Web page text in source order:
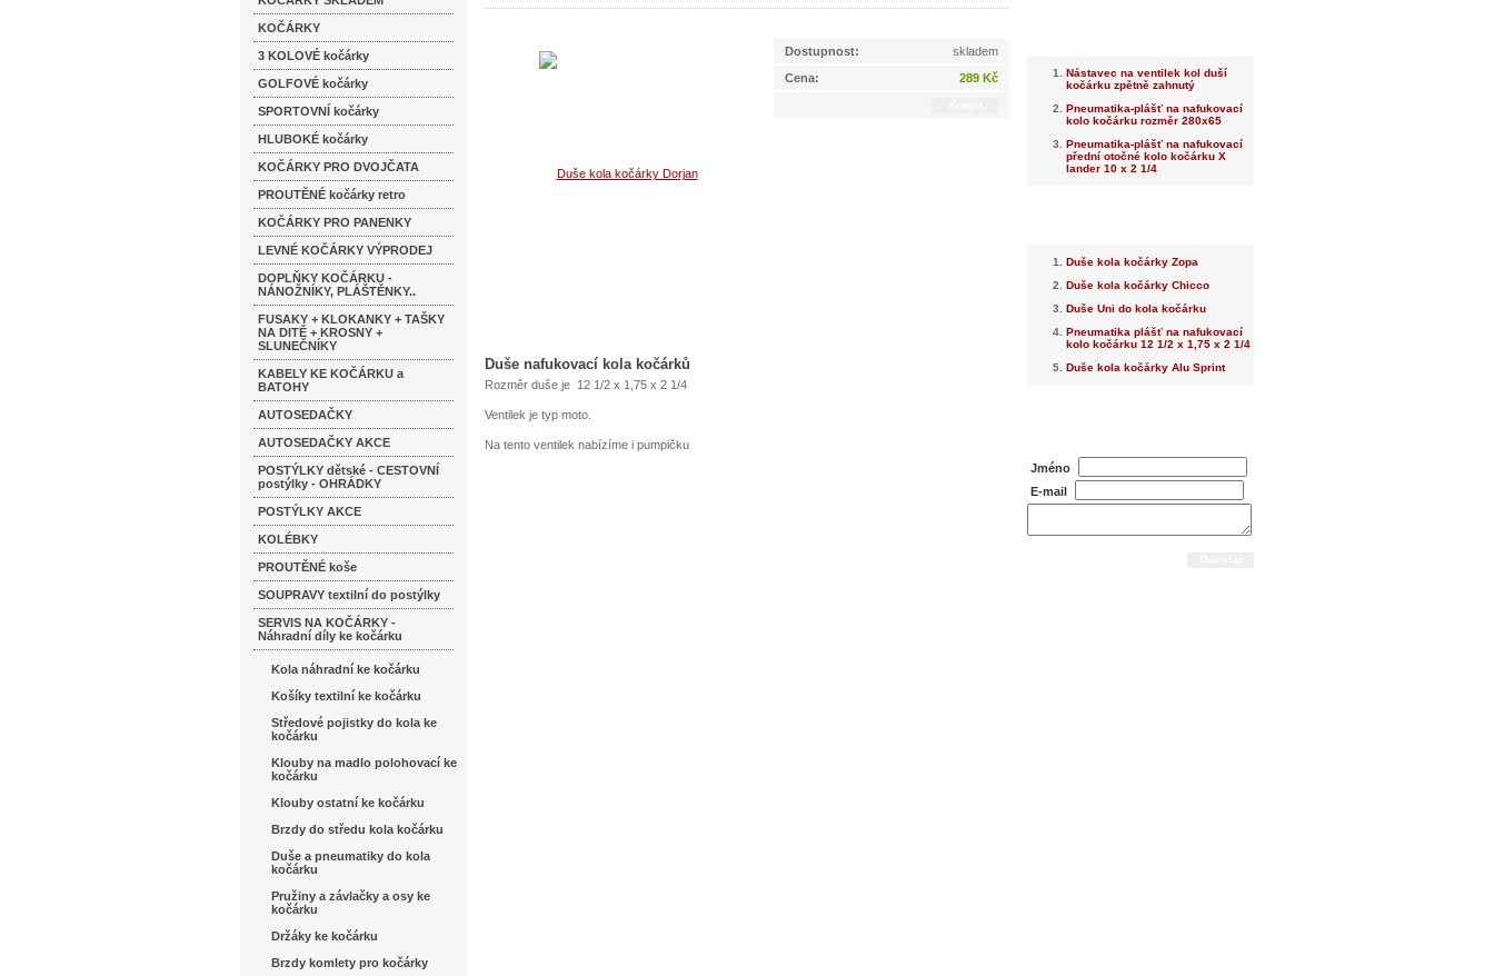
KOČÁRKY
3 KOLOVÉ kočárky
GOLFOVÉ kočárky
SPORTOVNÍ kočárky
HLUBOKÉ kočárky
KOČÁRKY PRO DVOJČATA
PROUTĚNÉ kočárky retro
KOČÁRKY PRO PANENKY
LEVNÉ KOČÁRKY VÝPRODEJ
DOPLŇKY KOČÁRKU -
NÁNOŽNÍKY, PLÁŠTĚNKY..
FUSAKY + KLOKANKY + TAŠKY
NA DITĚ + KROSNY +
SLUNEČNÍKY
KABELY KE KOČÁRKU a
BATOHY
AUTOSEDAČKY
AUTOSEDAČKY AKCE
POSTÝLKY dětské - CESTOVNÍ
postýlky - OHRÁDKY
POSTÝLKY AKCE
KOLÉBKY
PROUTĚNÉ koše
SOUPRAVY textilní do postýlky
SERVIS NA KOČÁRKY -
Náhradní díly ke kočárku
Kola náhradní ke kočárku
Košíky textilní ke kočárku
Středové pojistky do kola ke
kočárku
Klouby na madlo polohovací ke
kočárku
Klouby ostatní ke kočárku
Brzdy do středu kola kočárku
Duše a pneumatiky do kola
kočárku
Pružiny a závlačky a osy ke
kočárku
Držáky ke kočárku
Brzdy komlety pro kočárky
Dostupnost:
skladem
Cena:
289 Kč
Duše nafukovací kola kočárků
Rozměr duše je 12 1/2 x 1,75 x 2 1/4
Ventilek je typ moto.
Na tento ventilek nabízíme i pumpičku
Nástavec na ventilek kol duší
kočárku zpětně zahnutý
Pneumatika-plášť na nafukovací
kolo kočárku rozměr 280x65
Pneumatika-plášť na nafukovací
přední otočné kolo kočárku X
lander 10 x 2 1/4
Duše kola kočárky Zopa
Duše kola kočárky Chicco
Duše Uni do kola kočárku
Pneumatika plášť na nafukovací
kolo kočárku 12 1/2 x 1,75 x 2 1/4
Duše kola kočárky Alu Sprint
Jméno
E-mail